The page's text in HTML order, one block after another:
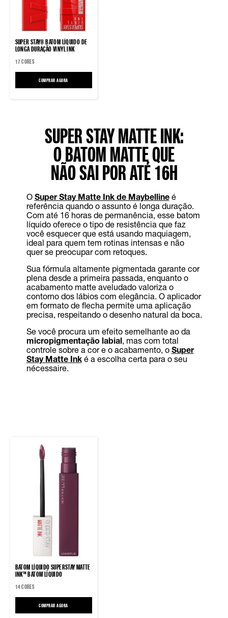
SUPER STAY® BATOM LÍQUIDO DE
LONGA DURAÇÃO VINYL INK
17 CORES
COMPRAR AGORA
SUPER STAY MATTE INK:
O BATOM MATTE QUE
NÃO SAI POR ATÉ 16H
O Super Stay Matte Ink de Maybellineé
referência quando o assunto é longa duração.
Com até 16 horas de permanência, esse batom
líquido oferece o tipo de resistência que faz
você esquecer que está usando maquiagem,
ideal para quem tem rotinas intensas e não
quer se preocupar com retoques.
Sua fórmula altamente pigmentada garante cor
plena desde a primeira passada, enquanto o
acabamento matte aveludado valoriza o
contorno dos lábios com elegância. O aplicador
em formato de flecha permite uma aplicação
precisa, respeitando o desenho natural da boca.
Se você procura um efeito semelhante ao da
micropigmentação labial, mas com total
controle sobre a cor e o acabamento, o Super
Stay Matte Inké a escolha certa para o seu
nécessaire.
BATOM LÍQUIDO SUPERSTAY MATTE
INK™ BATOM LÍQUIDO
14 CORES
COMPRAR AGORA